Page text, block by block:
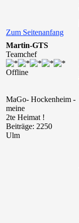
Zum Seitenanfang
Martin-GTS
Teamchef
Offline
MaGo- Hockenheim -
meine
2te Heimat !
Beiträge: 2250
Ulm